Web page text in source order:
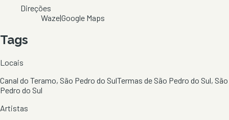
Direções
Waze|Google Maps
Tags
Locais
Canal do Teramo, São Pedro do SulTermas de São Pedro do Sul, São
Pedro do Sul
Artistas